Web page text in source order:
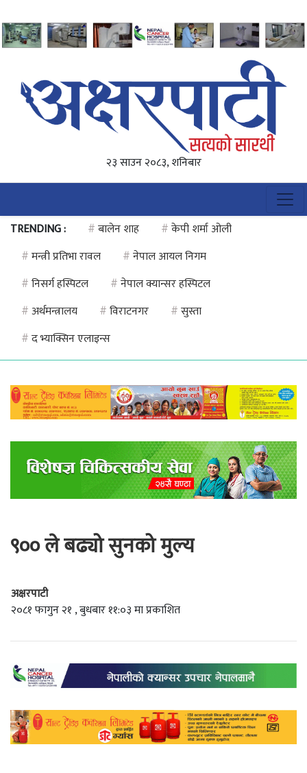
२३ साउन २०८३, शनिबार
TRENDING : #बालेन शाह #केपी शर्मा ओली
#मन्त्री प्रतिभा रावल #नेपाल आयल निगम
#निसर्ग हस्पिटल #नेपाल क्यान्सर हस्पिटल
#अर्थमन्त्रालय #विराटनगर #सुस्ता
#द भ्याक्सिन एलाइन्स
९०० ले बढ्यो सुनको मुल्य
अक्षरपाटी
२०८१ फागुन २१ , बुधबार ११:०३ मा प्रकाशित